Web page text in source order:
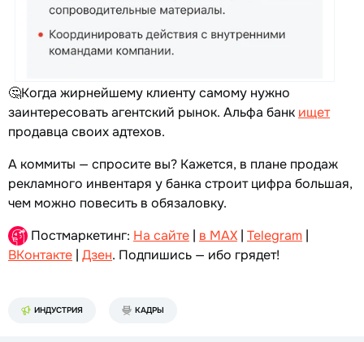
🤔Когда жирнейшему клиенту самому нужно
заинтересовать агентский рынок. Альфа банк ищет
продавца своих адтехов.
А коммиты — спросите вы? Кажется, в плане продаж
рекламного инвентаря у банка строит цифра большая,
чем можно повесить в обязаловку.
Постмаркетинг: На сайте | в MAX | Telegram |
ВКонтакте | Дзен. Подпишись — ибо грядет!
ИНДУСТРИЯ КАДРЫ